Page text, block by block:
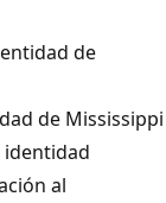
de
de Mississippi
al